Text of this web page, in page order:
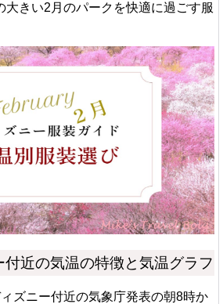
大きい2月のパークを快適に過ごす服
近の気温の特徴と気温グラフ
ズニー付近の気象庁発表の朝8時か